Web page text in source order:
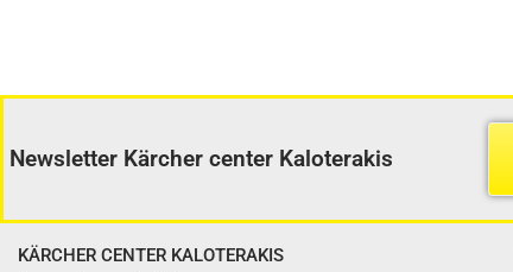
Newsletter Kärcher center Kaloterakis
KÄRCHER CENTER KALOTERAKIS